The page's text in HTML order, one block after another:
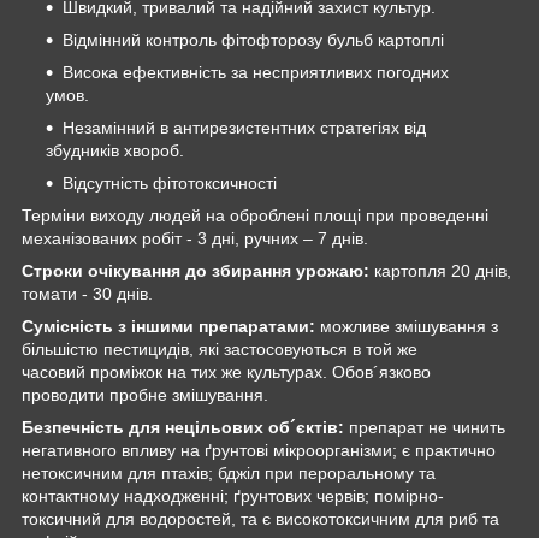
Швидкий, тривалий та надійний захист культур.
Відмінний контроль фітофторозу бульб картоплі
Висока ефективність за несприятливих погодних
умов.
Незамінний в антирезистентних стратегіях від
збудників хвороб.
Відсутність фітотоксичності
Терміни виходу людей на оброблені площі при проведенні
механізованих робіт - 3 дні, ручних – 7 днів.
Строки очікування до збирання урожаю: картопля 20 днів,
томати - 30 днів.
Сумісність з іншими препаратами: можливе змішування з
більшістю пестицидів, які застосовуються в той же
часовий проміжок на тих же культурах. Обов´язково
проводити пробне змішування.
Безпечність для нецільових об´єктів: препарат не чинить
негативного впливу на ґрунтові мікроорганізми; є практично
нетоксичним для птахів; бджіл при пероральному та
контактному надходженні; ґрунтових червів; помірно-
токсичний для водоростей, та є високотоксичним для риб та